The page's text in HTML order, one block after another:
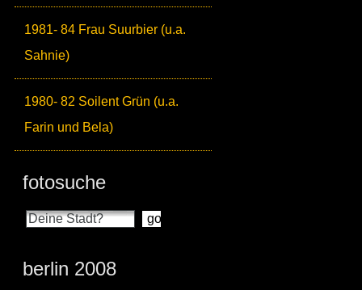
1981- 84 Frau Suurbier (u.a.
Sahnie)
1980- 82 Soilent Grün (u.a.
Farin und Bela)
fotosuche
berlin 2008